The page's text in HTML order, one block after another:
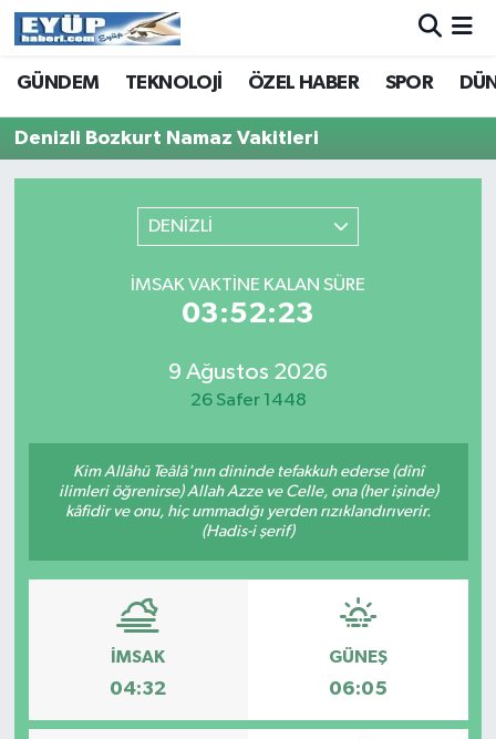
GÜNDEM TEKNOLOJİ ÖZEL HABER SPOR
Denizli Bozkurt Namaz Vakitleri
DENİZLİ
İMSAK VAKTINE KALAN SÜRE
03:52:23
9 Ağustos 2026
26 Safer 1448
Kim Allâhü Teâlâ'nın dininde tefakkuh ederse (dînî
ilimleri öğrenirse) Allah Azze ve Celle, ona (her işinde)
kâfidir ve onu, hiç ummadığı yerden rızıklandırıverir.
(Hadis-i şerif)
İMSAK
04:32
GÜNEŞ
06:05